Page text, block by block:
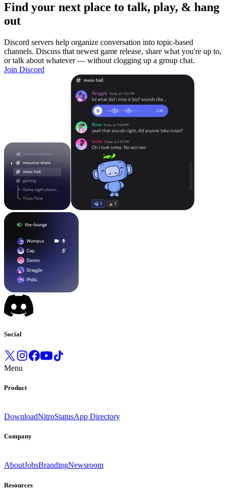
Find your next place to talk, play, & hang
out
Discord servers help organize conversation into topic-based
channels. Discuss that newest game release, share what you're up to,
or talk about whatever — without clogging up a group chat.
Join Discord
Social
Menu
Product
DownloadNitroStatusApp Directory
Company
AboutJobsBrandingNewsroom
Resources